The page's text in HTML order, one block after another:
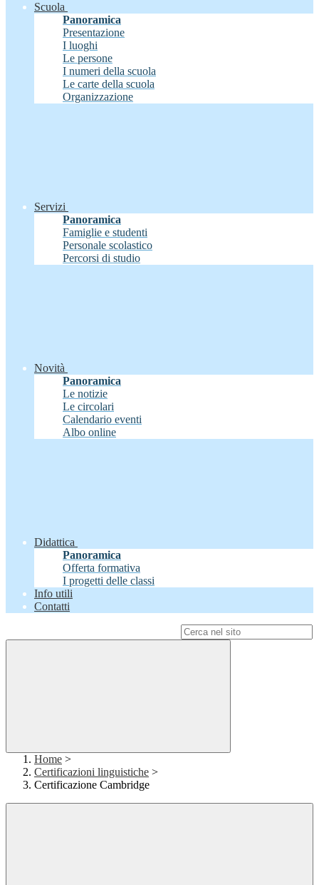
Scuola
Panoramica
Presentazione
I luoghi
Le persone
I numeri della scuola
Le carte della scuola
Organizzazione
Servizi
Panoramica
Famiglie e studenti
Personale scolastico
Percorsi di studio
Novità
Panoramica
Le notizie
Le circolari
Calendario eventi
Albo online
Didattica
Panoramica
Offerta formativa
I progetti delle classi
Info utili
Contatti
Home >
Certificazioni linguistiche >
Certificazione Cambridge